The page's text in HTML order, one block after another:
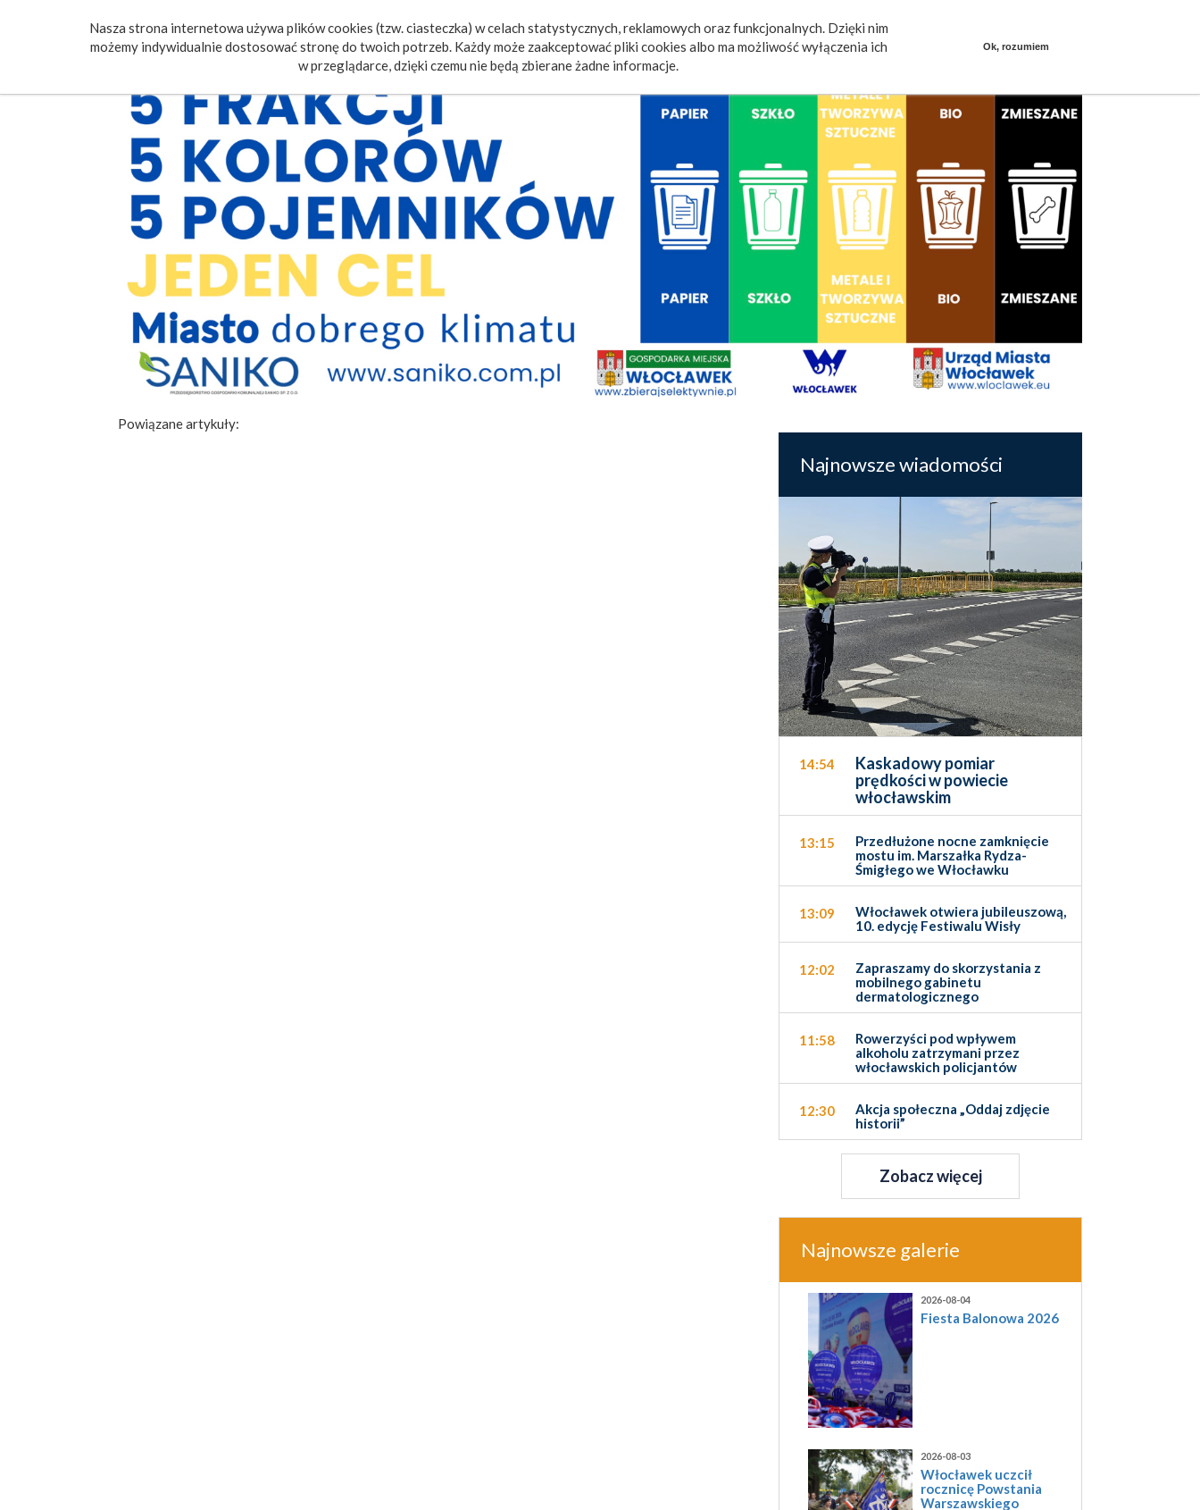
Nasza strona internetowa używa plików cookies (tzw. ciasteczka) w celach statystycznych, reklamowych oraz funkcjonalnych. Dzięki nim
możemy indywidualnie dostosować stronę do twoich potrzeb. Każdy może zaakceptować pliki cookies albo ma możliwość wyłączenia ich
w przeglądarce, dzięki czemu nie będą zbierane żadne informacje.
Ok, rozumiem
Poczta Wydarzenia Ogłoszenia Video Fotorelacje Mieszkańcy mówią
Powiązane artykuły:
Najnowsze wiadomości
14:54
Kaskadowy pomiar
prędkości w powiecie
włocławskim
13:15
Przedłużone nocne zamknięcie
mostu im. Marszałka Rydza-
Śmigłego we Włocławku
13:09
Włocławek otwiera jubileuszową,
10. edycję Festiwalu Wisły
12:02
Zapraszamy do skorzystania z
mobilnego gabinetu
dermatologicznego
11:58
Rowerzyści pod wpływem
alkoholu zatrzymani przez
włocławskich policjantów
12:30
Akcja społeczna „Oddaj zdjęcie
historii”
Zobacz więcej
Najnowsze galerie
2026-08-04
Fiesta Balonowa 2026
2026-08-03
Włocławek uczcił
rocznicę Powstania
Warszawskiego